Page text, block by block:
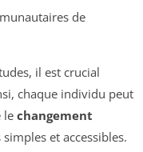
de
il est crucial
chaque individu peut
le changement
et accessibles.